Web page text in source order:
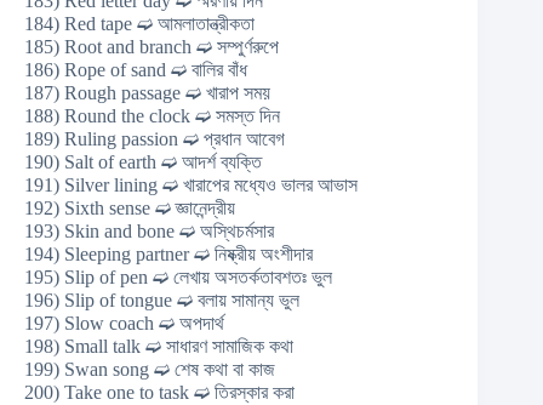
184) Red tape ➫ আমলাতান্ত্রীকতা
185) Root and branch ➫ সম্পুর্ণরুপে
186) Rope of sand ➫ বালির বাঁধ
187) Rough passage ➫ খারাপ সময়
188) Round the clock ➫ সমস্ত দিন
189) Ruling passion ➫ প্রধান আবেগ
190) Salt of earth ➫ আদর্শ ব্যক্তি
191) Silver lining ➫ খারাপের মধ্যেও ভালর আভাস
192) Sixth sense ➫ জ্ঞানেন্দ্রীয়
193) Skin and bone ➫ অস্থিচর্মসার
194) Sleeping partner ➫ নিষ্ক্রীয় অংশীদার
195) Slip of pen ➫ লেখায় অসতর্কতাবশতঃ ভুল
196) Slip of tongue ➫ বলায় সামান্য ভুল
197) Slow coach ➫ অপদার্থ
198) Small talk ➫ সাধারণ সামাজিক কথা
199) Swan song ➫ শেষ কথা বা কাজ
200) Take one to task ➫ তিরস্কার করা